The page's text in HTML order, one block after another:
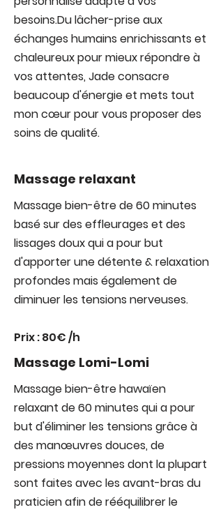
besoins.Du lâcher-prise aux
échanges humains enrichissants et
chaleureux pour mieux répondre à
vos attentes, Jade consacre
beaucoup d'énergie et mets tout
mon cœur pour vous proposer des
soins de qualité.
Massage relaxant
Massage bien-être de 60 minutes
basé sur des effleurages et des
lissages doux qui a pour but
d'apporter une détente & relaxation
profondes mais également de
diminuer les tensions nerveuses.
Prix : 80€ /h
Massage Lomi-Lomi
Massage bien-être hawaïen
relaxant de 60 minutes qui a pour
but d'éliminer les tensions grâce à
des manœuvres douces, de
pressions moyennes dont la plupart
sont faites avec les avant-bras du
praticien afin de rééquilibrer le